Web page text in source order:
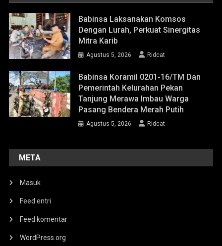
Babinsa Laksanakan Komsos
Dengan Lurah, Perkuat Sinergitas
Mitra Karib
Agustus 5, 2026 Ridcat
Babinsa Koramil 0201-16/TM Dan
Pemerintah Kelurahan Pekan
Tanjung Merawa Imbau Warga
Pasang Bendera Merah Putih
Agustus 5, 2026 Ridcat
META
Masuk
Feed entri
Feed komentar
WordPress.org